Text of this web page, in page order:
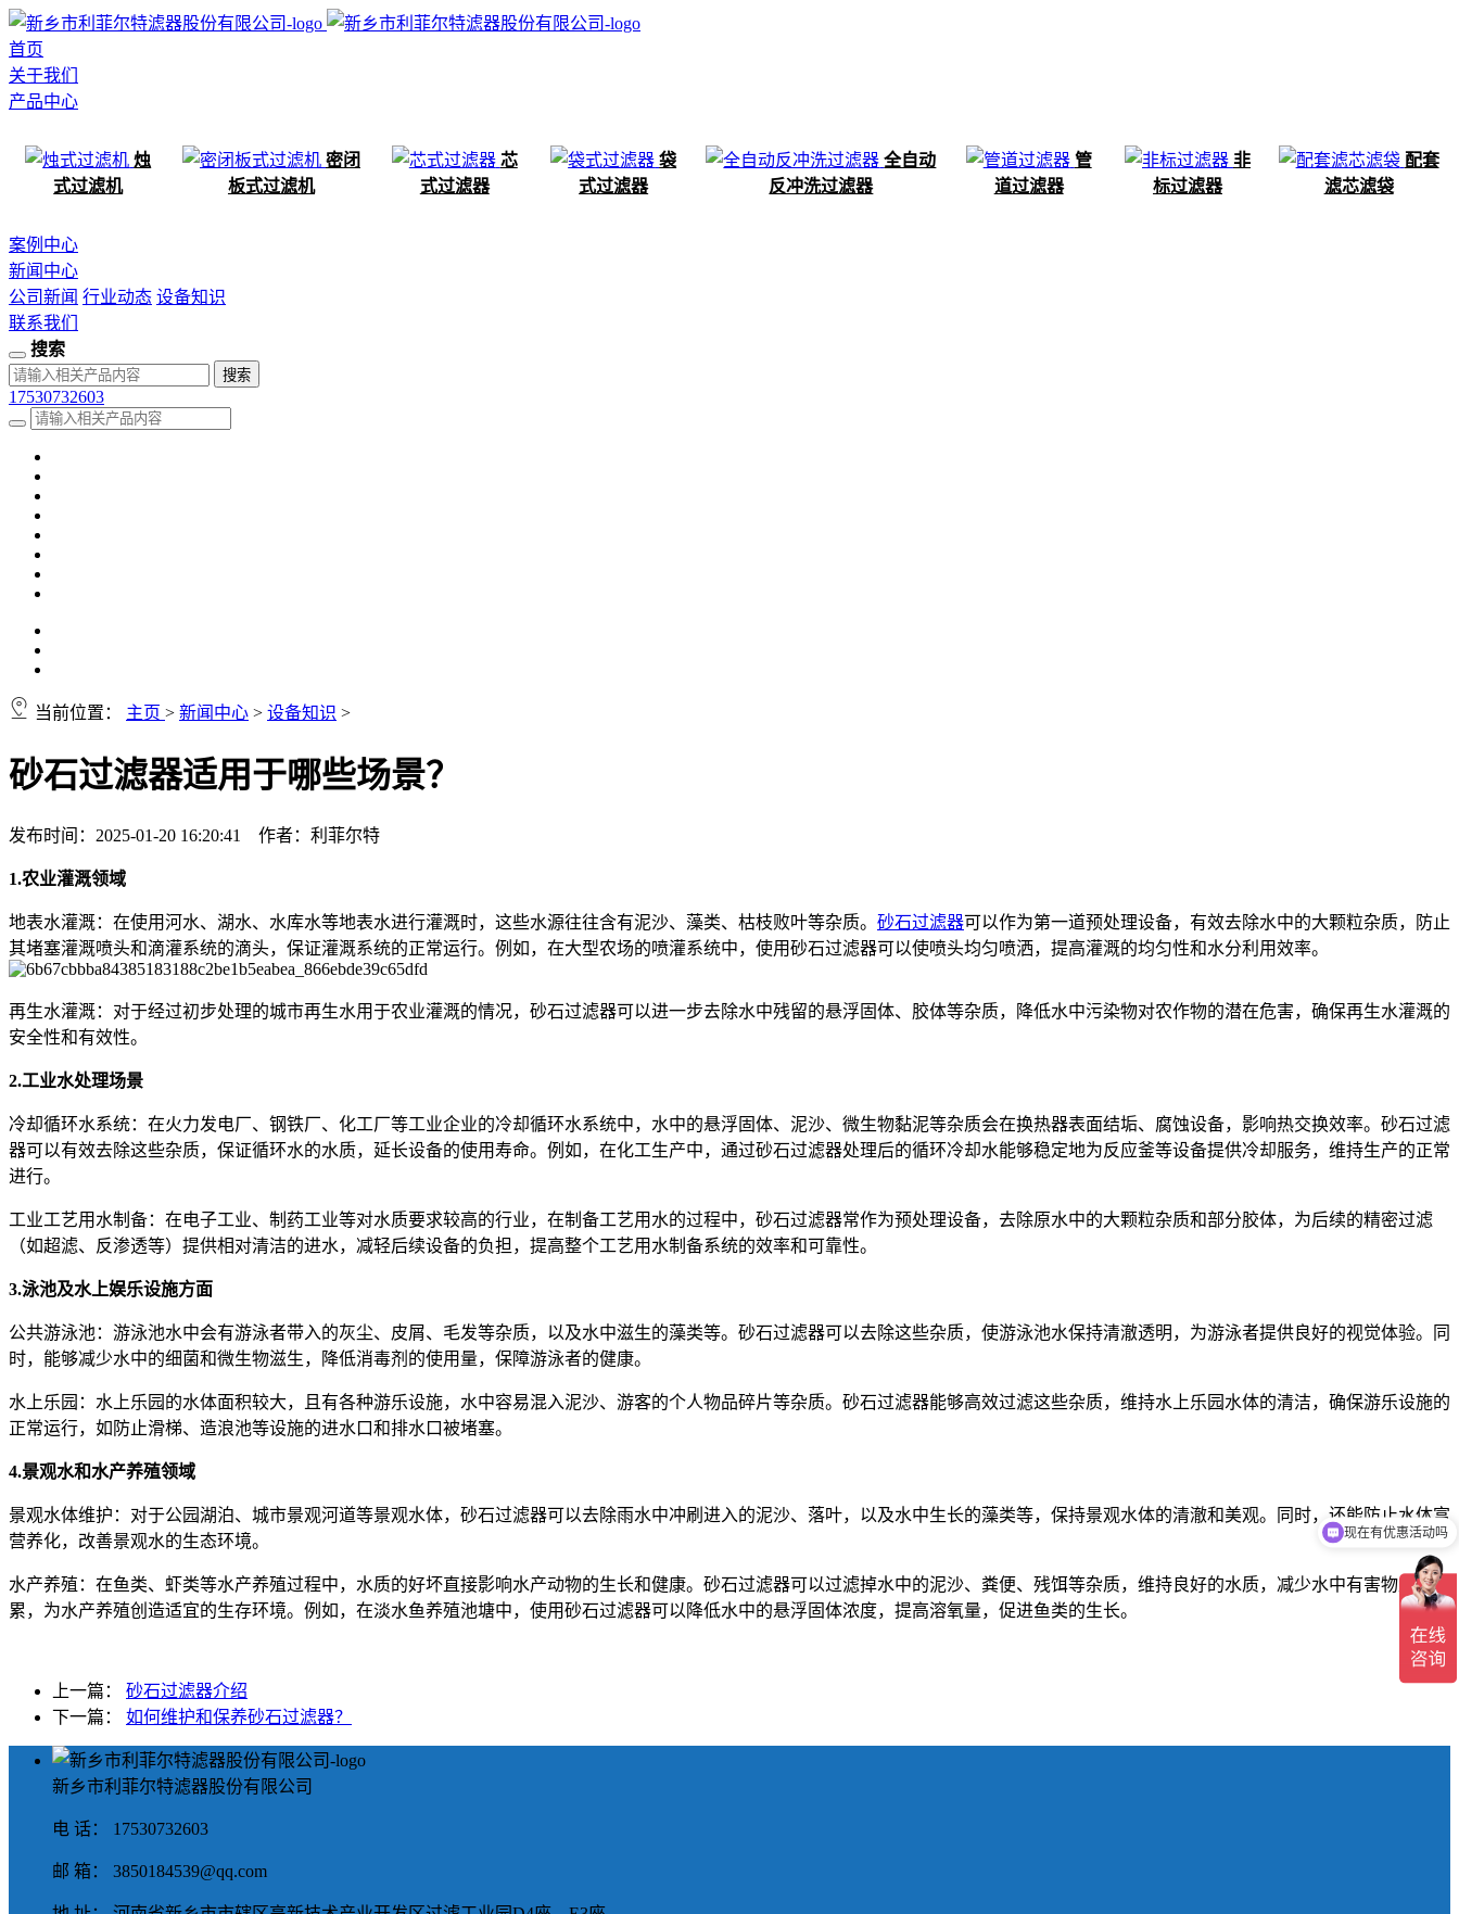
首页
关于我们
产品中心
烛
式过滤机
密闭
板式过滤机
芯
式过滤器
袋
式过滤器
全自动
反冲洗过滤器
管
道过滤器
非
标过滤器
配套
滤芯滤袋
案例中心
新闻中心
公司新闻 行业动态 设备知识
联系我们
搜索
17530732603
当前位置： 主页 > 新闻中心 > 设备知识 >
砂石过滤器适用于哪些场景？
发布时间：2025-01-20 16:20:41 作者：利菲尔特
1.农业灌溉领域
地表水灌溉：在使用河水、湖水、水库水等地表水进行灌溉时，这些水源往往含有泥沙、藻类、枯枝败叶等杂质。 砂石过滤器可以作为第一道预处理设备，有效去除水中的大颗粒杂质，防止
其堵塞灌溉喷头和滴灌系统的滴头，保证灌溉系统的正常运行。例如，在大型农场的喷灌系统中，使用砂石过滤器可以使喷头均匀喷洒，提高灌溉的均匀性和水分利用效率。
再生水灌溉：对于经过初步处理的城市再生水用于农业灌溉的情况，砂石过滤器可以进一步去除水中残留的悬浮固体、胶体等杂质，降低水中污染物对农作物的潜在危害，确保再生水灌溉的
安全性和有效性。
2.工业水处理场景
冷却循环水系统：在火力发电厂、钢铁厂、化工厂等工业企业的冷却循环水系统中，水中的悬浮固体、泥沙、微生物黏泥等杂质会在换热器表面结垢、腐蚀设备，影响热交换效率。砂石过滤
器可以有效去除这些杂质，保证循环水的水质，延长设备的使用寿命。例如，在化工生产中，通过砂石过滤器处理后的循环冷却水能够稳定地为反应釜等设备提供冷却服务，维持生产的正常
进行。
工业工艺用水制备：在电子工业、制药工业等对水质要求较高的行业，在制备工艺用水的过程中，砂石过滤器常作为预处理设备，去除原水中的大颗粒杂质和部分胶体，为后续的精密过滤
（如超滤、反渗透等）提供相对清洁的进水，减轻后续设备的负担，提高整个工艺用水制备系统的效率和可靠性。
3.泳池及水上娱乐设施方面
公共游泳池：游泳池水中会有游泳者带入的灰尘、皮屑、毛发等杂质，以及水中滋生的藻类等。砂石过滤器可以去除这些杂质，使游泳池水保持清澈透明，为游泳者提供良好的视觉体验。同
时，能够减少水中的细菌和微生物滋生，降低消毒剂的使用量，保障游泳者的健康。
水上乐园：水上乐园的水体面积较大，且有各种游乐设施，水中容易混入泥沙、游客的个人物品碎片等杂质。砂石过滤器能够高效过滤这些杂质，维持水上乐园水体的清洁，确保游乐设施的
正常运行，如防止滑梯、造浪池等设施的进水口和排水口被堵塞。
4.景观水和水产养殖领域
景观水体维护：对于公园湖泊、城市景观河道等景观水体，砂石过滤器可以去除雨水中冲刷进入的泥沙、落叶，以及水中生长的藻类等，保持景观水体的清澈和美观。同时，还能防止水体富
营养化，改善景观水的生态环境。
水产养殖：在鱼类、虾类等水产养殖过程中，水质的好坏直接影响水产动物的生长和健康。砂石过滤器可以过滤掉水中的泥沙、粪便、残饵等杂质，维持良好的水质，减少水中有害物质的积
累，为水产养殖创造适宜的生存环境。例如，在淡水鱼养殖池塘中，使用砂石过滤器可以降低水中的悬浮固体浓度，提高溶氧量，促进鱼类的生长。
上一篇： 砂石过滤器介绍
下一篇： 如何维护和保养砂石过滤器？
新乡市利菲尔特滤器股份有限公司
电 话： 17530732603
邮 箱： 3850184539@qq.com
现在有优惠活动吗